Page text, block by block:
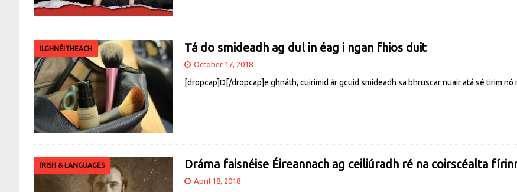
ILGHNÉITHEACH Tá do smideadh ag dul in éag i ngan fhios duit
October 17, 2018
[dropcap]D[/dropcap]e ghnáth, cuirimid ár gcuid smideadh sa bhruscar nuair atá sé tirim nó
IRISH & LANGUAGES Dráma faisnéise Éireannach ag ceiliúradh ré na coirscéalta
April 18, 2018